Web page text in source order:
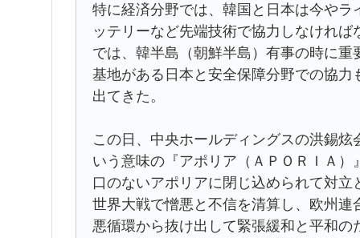
特に経済分野では、韓国と日本は今や
ッテリーなど先端技術で協力しなけれ
では、韓半島（朝鮮半島）有事の時に
基地がある日本と安全保障分野での協
出てきた。
この日、中央ホールディングスの洪錫
いう意味の『アポリア（ＡＰＯＲＩＡ
口のないアポリアに閉じ込められて対
世界大戦で憎悪と不信を清算し、欧州
悪循環から抜け出して緊張緩和と平和